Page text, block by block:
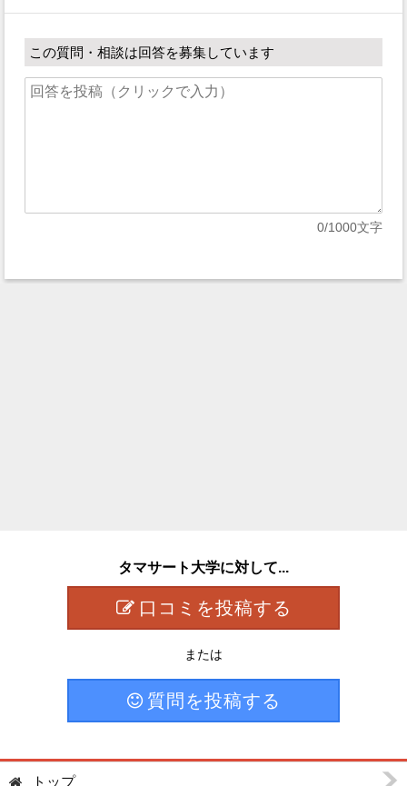
この質問・相談は回答を募集しています
0/1000文字
タマサート大学に対して...
口コミを投稿する
または
質問を投稿する
トップ